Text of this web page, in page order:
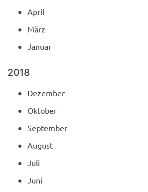
April
März
Januar
2018
Dezember
Oktober
September
August
Juli
Juni